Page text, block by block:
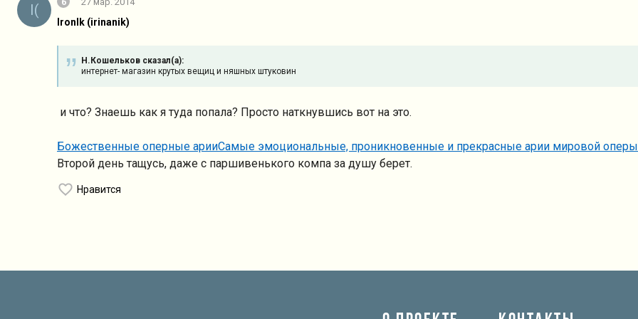
I(
IronIk (irinanik)
Н.Кошельков сказал(а):
интернет- магазин крутых вещиц и няшных штуковин
и что? Знаешь как я туда попала? Просто наткнувшись вот на это.
Божественные оперные арииСамые эмоциональные, проникновенные и прекрасные арии мировой
Второй день тащусь, даже с паршивенького компа за душу берет.
Нравится